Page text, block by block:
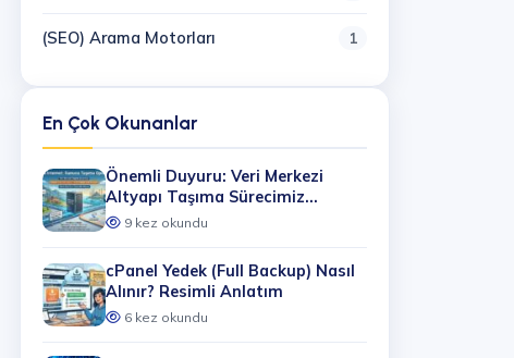
(SEO) Arama Motorları 1
En Çok Okunanlar
Önemli Duyuru: Veri Merkezi
Altyapı Taşıma Sürecimiz
Hakkında
9 kez okundu
cPanel Yedek (Full Backup) Nasıl
Alınır? Resimli Anlatım
6 kez okundu